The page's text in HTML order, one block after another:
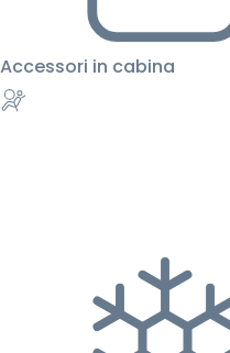
Accessori in cabina